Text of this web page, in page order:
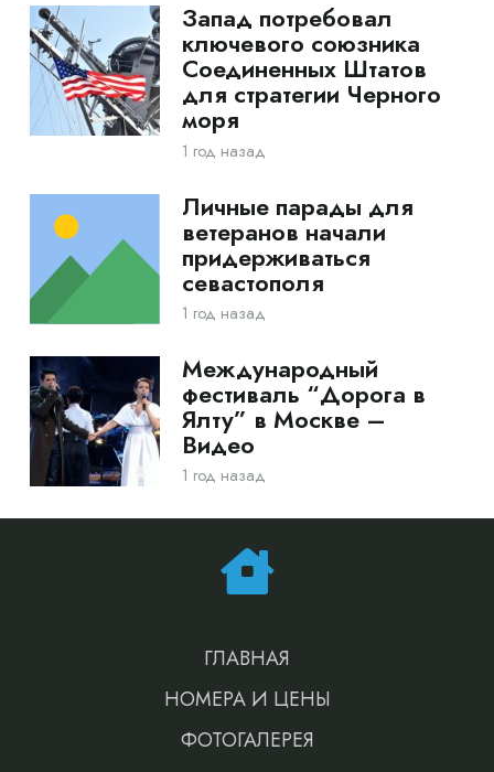
Запад потребовал
ключевого союзника
Соединенных Штатов
для стратегии Черного
моря
1 год назад
Личные парады для
ветеранов начали
придерживаться
севастополя
1 год назад
Международный
фестиваль “Дорога в
Ялту” в Москве –
Видео
1 год назад
ГЛАВНАЯ
НОМЕРА И ЦЕНЫ
ФОТОГАЛЕРЕЯ